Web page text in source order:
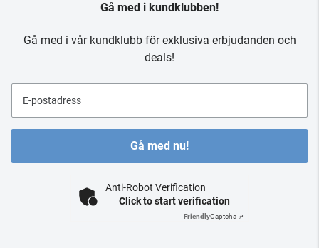
Gå med i kundklubben!
Gå med i vår kundklubb för exklusiva erbjudanden och
deals!
E-postadress
Gå med nu!
Anti-Robot Verification
Click to start verification
FriendlyCaptcha ⇗